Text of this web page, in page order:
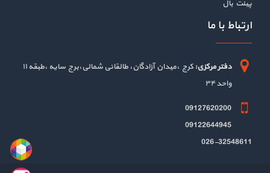
پینت بال
ارتباط با ما
دفتر مرکزی:
کرج ،میدان آزادگان، طالقانی شمالی،برج سایه ،طبقه ۱۱
واحد ۳۴
09127620200
09122644945
026-32548611